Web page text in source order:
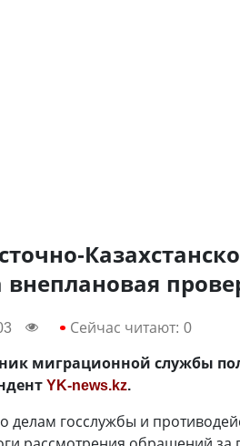
Сейчас читают: 0
миграционной службы
YK-news.kz.
делам госслужбы и